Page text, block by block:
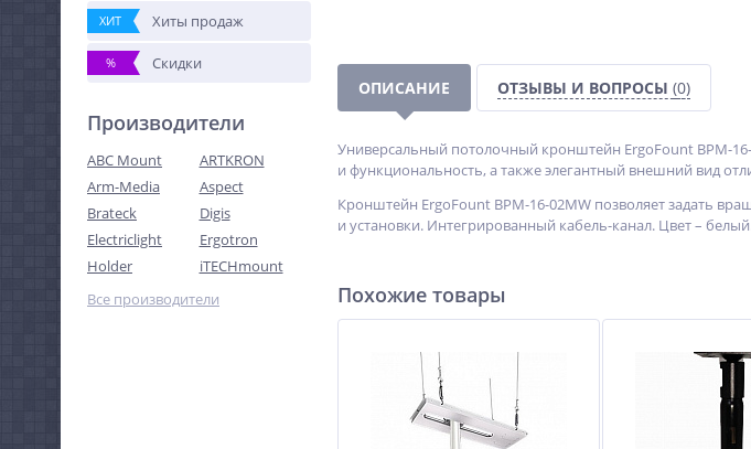
ХИТ Хиты продаж
% Скидки
Производители
ABC Mount
ARTKRON
Arm-Media
Aspect
Brateck
Digis
Electriclight
Ergotron
Holder
iTECHmount
Все производители
ОПИСАНИЕ ОТЗЫВЫ И ВОПРОСЫ (0)
Универсальный потолочный кронштейн ErgoFount BPM-
и функциональность, а также элегантный внешний вид
Кронштейн ErgoFount BPM-16-02MW позволяет задать
и установки. Интегрированный кабель-канал. Цвет –
Похожие товары